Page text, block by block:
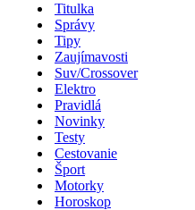
Titulka
Správy
Tipy
Zaujímavosti
Suv/Crossover
Elektro
Pravidlá
Novinky
Testy
Cestovanie
Šport
Motorky
Horoskop